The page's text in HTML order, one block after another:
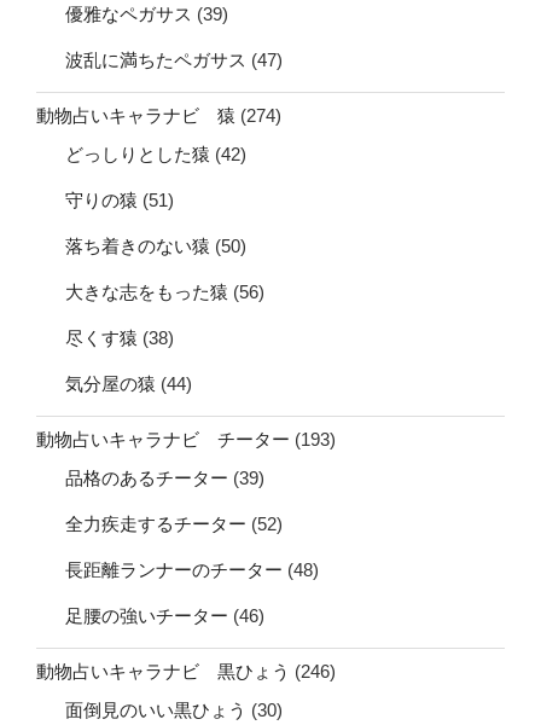
優雅なペガサス (39)
波乱に満ちたペガサス (47)
動物占いキャラナビ 猿 (274)
どっしりとした猿 (42)
守りの猿 (51)
落ち着きのない猿 (50)
大きな志をもった猿 (56)
尽くす猿 (38)
気分屋の猿 (44)
動物占いキャラナビ チーター (193)
品格のあるチーター (39)
全力疾走するチーター (52)
長距離ランナーのチーター (48)
足腰の強いチーター (46)
動物占いキャラナビ 黒ひょう (246)
面倒見のいい黒ひょう (30)